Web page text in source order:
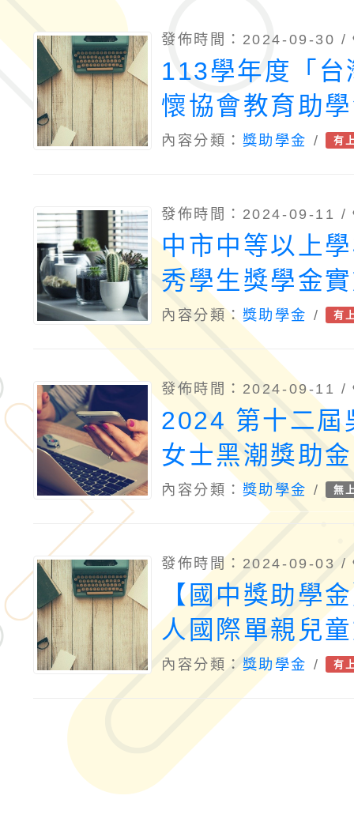
年11月10日止
明。
發佈時間：2024-09-30 /
113學年度「台
懷協會教育助
內容分類： 獎助學金 / 有
發佈時間：2024-09-11 /
中市中等以上
秀學生獎學金
113學年度第1
內容分類： 獎助學金 / 有
發佈時間：2024-09-11 /
2024 第十二屆
女士黑潮獎助金
內容分類： 獎助學金 / 無
發佈時間：2024-09-03 /
【國中獎助學
人國際單親兒
會2024年度「
內容分類： 獎助學金 / 有